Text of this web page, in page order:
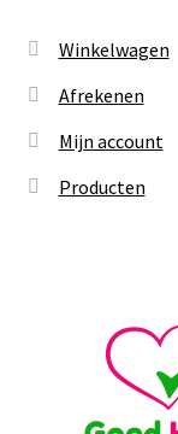
Winkelwagen
Afrekenen
Mijn account
Producten